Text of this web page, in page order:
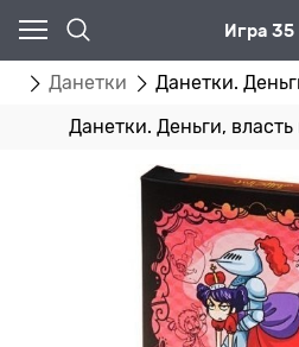
Игра 35
Данетки Данетки.
Данетки. Деньги,